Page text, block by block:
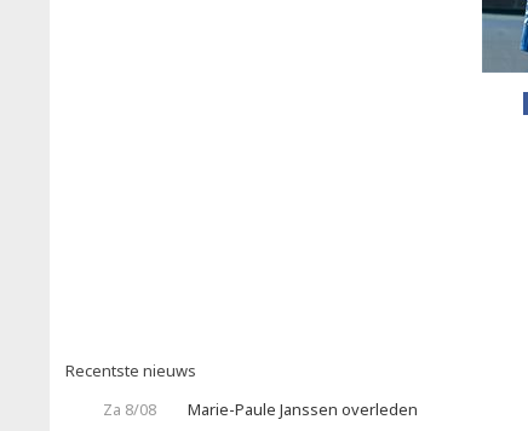
Recentste nieuws
Za 8/08
Marie-Paule Janssen overleden